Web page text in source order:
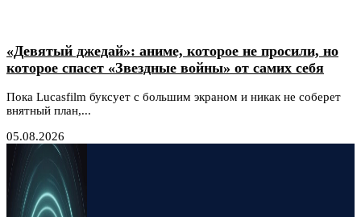
«Девятый джедай»: аниме, которое не просили, но
которое спасет «Звездные войны» от самих себя
Пока Lucasfilm буксует с большим экраном и никак не соберет
внятный план,...
05.08.2026